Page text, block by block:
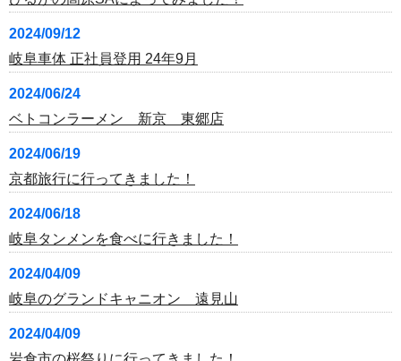
2024/09/12
岐阜車体 正社員登用 24年9月
2024/06/24
ベトコンラーメン 新京 東郷店
2024/06/19
京都旅行に行ってきました！
2024/06/18
岐阜タンメンを食べに行きました！
2024/04/09
岐阜のグランドキャニオン 遠見山
2024/04/09